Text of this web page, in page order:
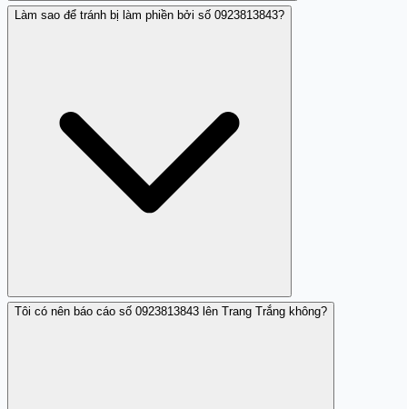
Theo các báo cáo trên Trang Trắng, số 0923813843 được
Làm sao để tránh bị làm phiền bởi số 0923813843?
Bạn có thể chặn số điện thoại 0923813843 trên thiết bị
Tôi có nên báo cáo số 0923813843 lên Trang Trắng không?